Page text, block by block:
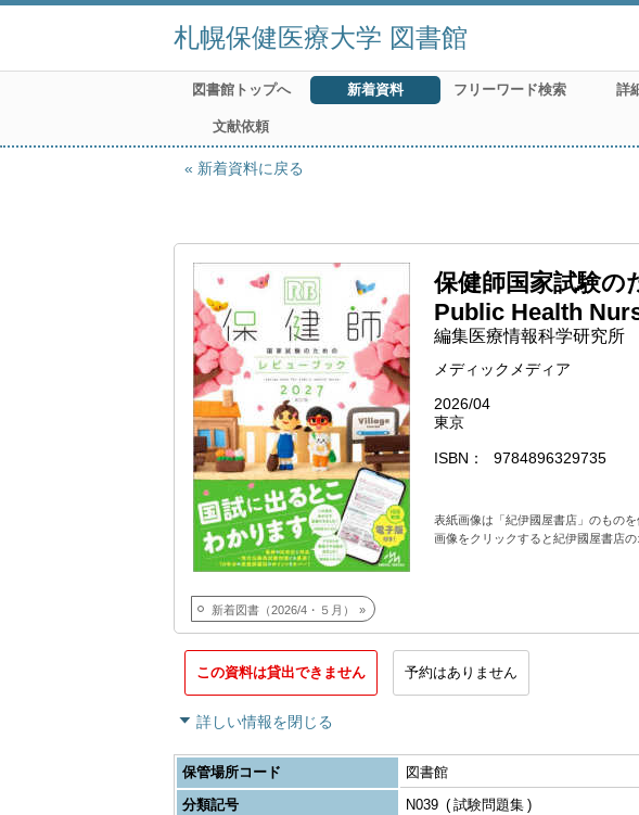
札幌保健医療大学 図書館
図書館トップへ 新着資料 フリーワード検索 詳
文献依頼
新着資料に戻る
保健師国家試験の
Public Health
編集医療情報科学研究所
メディックメディア
2026/04
東京
ISBN 9784896329735
表紙画像は「紀伊國屋書店」のものを
画像をクリックすると紀伊國屋書店
新着図書（2026/4・５月）
この資料は貸出できません 予約はありません
詳しい情報を閉じる
保管場所コード
図書館
分類記号
N039
試験問題集